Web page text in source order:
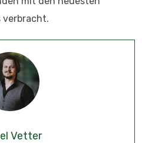
verbracht.
Vetter